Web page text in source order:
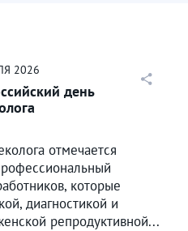
2026
день
отмечается
которые
диагностикой и
репродуктивной...